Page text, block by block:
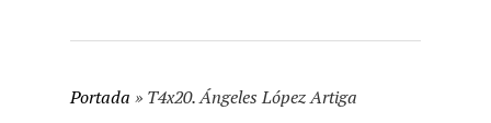
Portada » T4x20. Ángeles López Artiga